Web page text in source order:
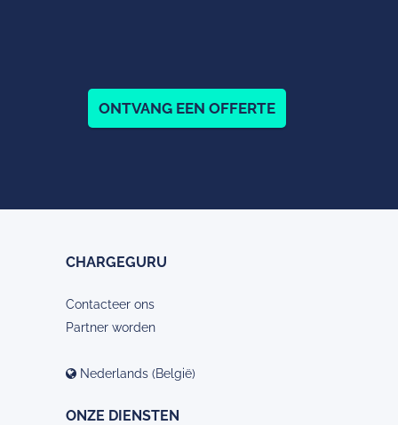
ONTVANG EEN OFFERTE
CHARGEGURU
Contacteer ons
Partner worden
Nederlands (België)
ONZE DIENSTEN